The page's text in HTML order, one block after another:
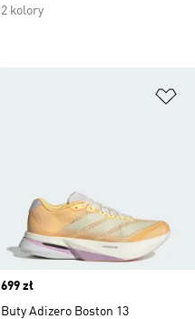
2 kolory
Price
699 zł
Buty Adizero Boston 13